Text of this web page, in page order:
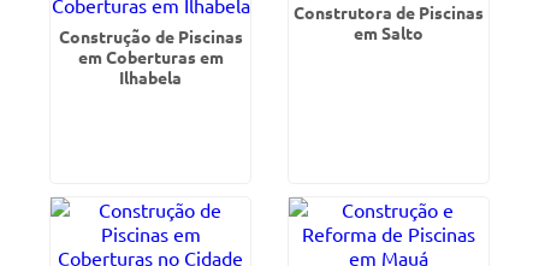
Construção de Piscinas
em Coberturas em
Ilhabela
Construtora de Piscinas
em Salto